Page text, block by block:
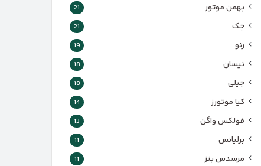
بهمن موتور 21
جک 21
رنو 19
نیسان 18
جیلی 18
کیا موتورز 14
فولکس واگن 13
برلیانس 11
مرسدس بنز 11